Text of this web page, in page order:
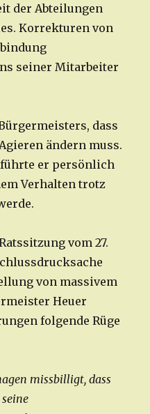
der Abteilungen
Korrekturen von
seiner Mitarbeiter
dass
ändern muss.
er persönlich
Verhalten trotz
vom 27.
von massivem
Heuer
folgende Rüge
missbilligt, dass